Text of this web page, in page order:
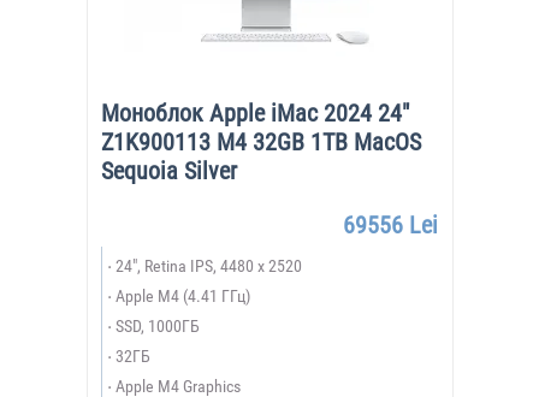
Моноблок Apple iMac 2024 24"
Z1K900113 M4 32GB 1TB MacOS
Sequoia Silver
69556 Lei
24", Retina IPS, 4480 x 2520
Apple M4 (4.41 ГГц)
SSD, 1000ГБ
32ГБ
Apple M4 Graphics